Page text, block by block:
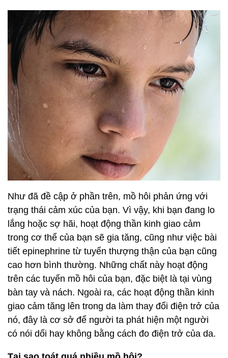
Như đã đề cập ở phần trên, mồ hôi phản ứng với
trạng thái cảm xúc của bạn. Vì vậy, khi bạn đang lo
lắng hoặc sợ hãi, hoạt động thần kinh giao cảm
trong cơ thể của bạn sẽ gia tăng, cũng như việc bài
tiết epinephrine từ tuyến thượng thận của bạn cũng
cao hơn bình thường. Những chất này hoạt động
trên các tuyến mồ hôi của bạn, đặc biệt là tại vùng
bàn tay và nách. Ngoài ra, các hoạt động thần kinh
giao cảm tăng lên trong da làm thay đổi điện trở của
nó, đây là cơ sở để người ta phát hiện một người
có nói dối hay không bằng cách đo điện trở của da.